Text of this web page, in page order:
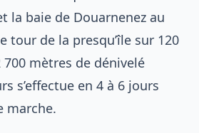
la baie de Douarnenez au
tour de la presqu’île sur 120
mètres de dénivelé
s’effectue en 4 à 6 jours
marche.